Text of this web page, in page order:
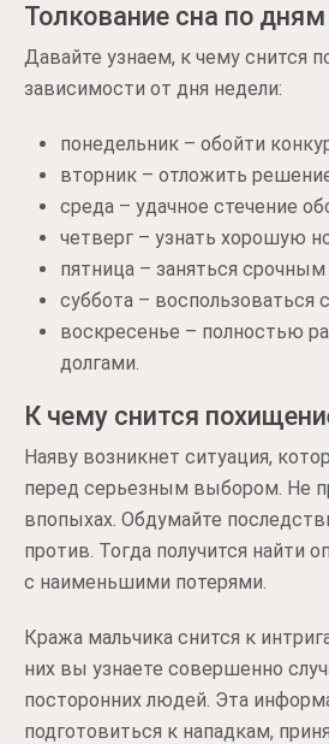
Толкование сна по
Давайте узнаем, к чему снится
зависимости от дня недели:
понедельник – обойти
вторник – отложить
среда – удачное стечение
четверг – узнать хорошую
пятница – заняться
суббота –
воскресенье – полностью
долгами.
К чему снится
Наяву возникнет ситуация,
перед серьезным выбором. Не
впопыхах. Обдумайте
против. Тогда получится найти
с наименьшими потерями.
Кража мальчика снится к
них вы узнаете совершенно
посторонних людей. Эта
подготовиться к нападкам,